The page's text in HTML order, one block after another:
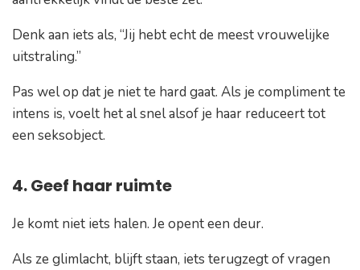
Denk aan iets als, “Jij hebt echt de meest vrouwelijke
uitstraling.”
Pas wel op dat je niet te hard gaat. Als je compliment te
intens is, voelt het al snel alsof je haar reduceert tot
een seksobject.
4. Geef haar ruimte
Je komt niet iets halen. Je opent een deur.
Als ze glimlacht, blijft staan, iets terugzegt of vragen